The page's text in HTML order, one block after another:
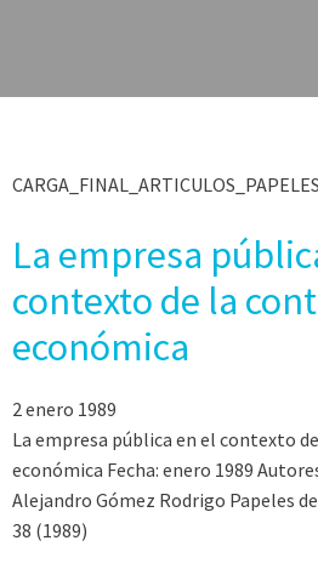
La empresa
contexto de la
económica
2 enero 1989
La empresa pública en el contexto
económica Fecha: enero 1989
Alejandro Gómez Rodrigo Papeles
38 (1989)